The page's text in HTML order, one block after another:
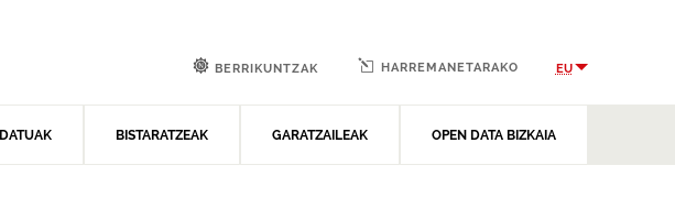
DATUAK BISTARATZEAK GARATZAILEAK OPEN DATA BIZKAIA
BERRIKUNTZAK HARREMANETARAKO EU